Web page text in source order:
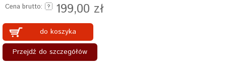
Cena brutto: 199,00 zł
do koszyka
Przejdź do szczegółów